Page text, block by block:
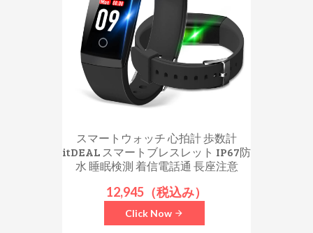
スマートウォッチ 心拍計 歩数計
itDEAL スマートブレスレット IP67防
水 睡眠検測 着信電話通 長座注意
12,945（税込み）
Click Now